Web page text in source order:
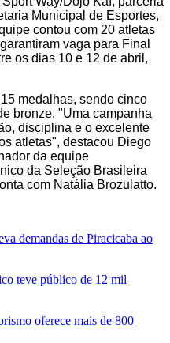
Municipal de Esportes,
contou com 20 atletas
vaga para Final
os dias 10 e 12 de abril,
medalhas, sendo cinco
bronze. "Uma campanha
disciplina e o excelente
atletas", destacou Diego
da equipe
da Seleção Brasileira
com Natália Brozulatto.
demandas de Piracicaba ao
teve público de 12 mil
oferece mais de 800